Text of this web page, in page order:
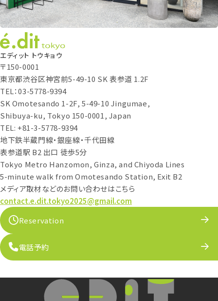
エディット トウキョウ
〒150-0001
東京都渋谷区神宮前5-49-10 SK 表参道 1.2F
TEL：03-5778-9394
SK Omotesando 1-2F, 5-49-10 Jingumae,
Shibuya-ku, Tokyo 150-0001, Japan
TEL: +81-3-5778-9394
地下鉄半蔵門線・銀座線・千代田線
表参道駅 B2 出口 徒歩5分
Tokyo Metro Hanzomon, Ginza, and Chiyoda Lines
5-minute walk from Omotesando Station, Exit B2
メディア取材などのお問い合わせはこちら
contact.e.dit.tokyo2025@gmail.com
Reservation
電話予約